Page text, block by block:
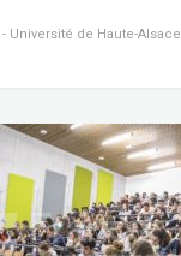
Université de Haute-Alsace